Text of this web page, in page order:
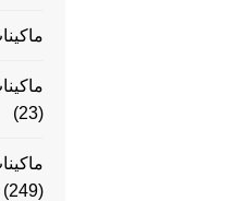
(23)
(249)